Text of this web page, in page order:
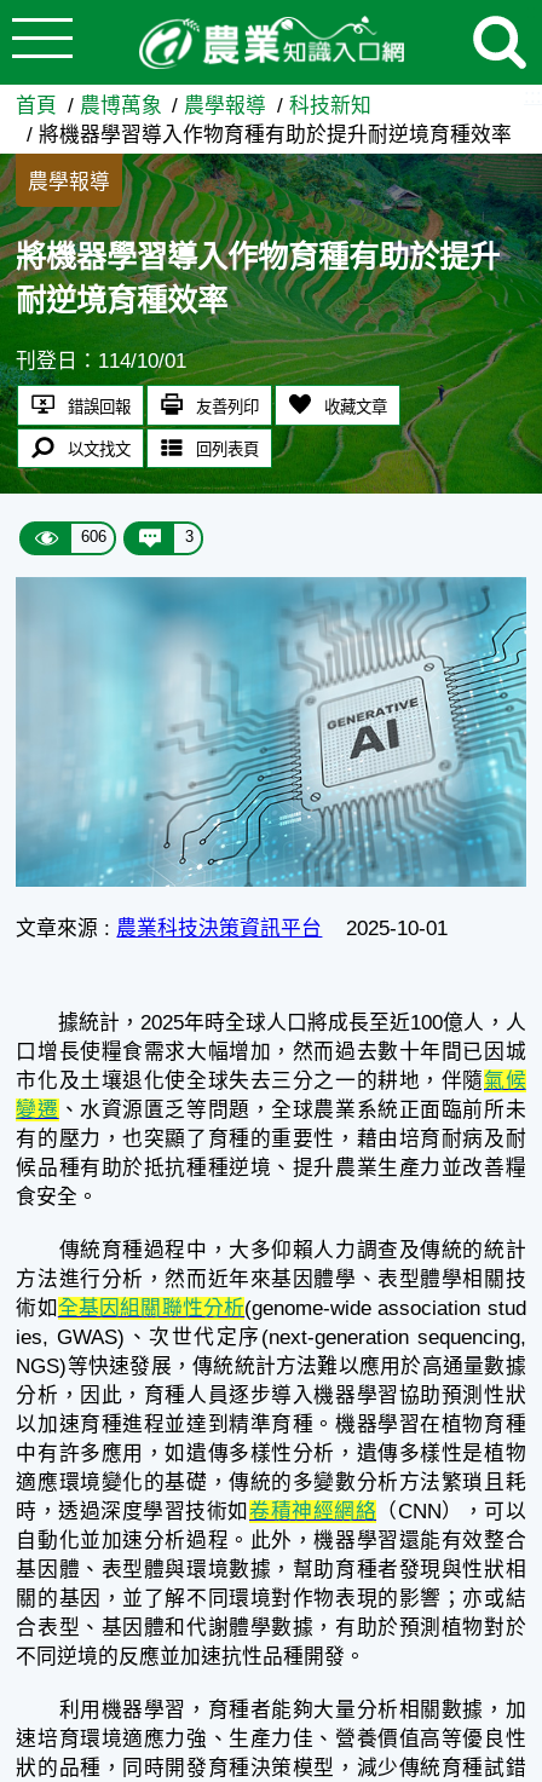
跳到主要內容
將機器學習導入作物育種有
首頁 農博萬象 農學報導
科技新知
將機器學習導入作物育種有助於提升耐逆境育種效率
農學報導
將機器學習導入作物育種有助於提升
耐逆境育種效率
刊登日：114/10/01
錯誤回報 友善列印 收藏文章
以文找文 回列表頁
606 3
文章來源 : 農業科技決策資訊平台 2025-10-01
據統計，2025年時全球人口將成長至近100億人，人
口增長使糧食需求大幅增加，然而過去數十年間已因城
市化及土壤退化使全球失去三分之一的耕地，伴隨氣候
變遷 、水資源匱乏等問題，全球農業系統正面臨前所未
有的壓力，也突顯了育種的重要性，藉由培育耐病及耐
候品種有助於抵抗種種逆境、提升農業生產力並改善糧
食安全。
傳統育種過程中，大多仰賴人力調查及傳統的統計
方法進行分析，然而近年來基因體學、表型體學相關技
術如全基因組關聯性分析(genome-wide association stud
ies, GWAS)、次世代定序(next-generation sequencing,
NGS)等快速發展，傳統統計方法難以應用於高通量數據
分析，因此，育種人員逐步導入機器學習協助預測性狀
以加速育種進程並達到精準育種。機器學習在植物育種
中有許多應用，如遺傳多樣性分析，遺傳多樣性是植物
適應環境變化的基礎，傳統的多變數分析方法繁瑣且耗
時，透過深度學習技術如 卷積神經網絡 （CNN），可以
自動化並加速分析過程。此外，機器學習還能有效整合
基因體、表型體與環境數據，幫助育種者發現與性狀相
關的基因，並了解不同環境對作物表現的影響；亦或結
合表型、基因體和代謝體學數據，有助於預測植物對於
不同逆境的反應並加速抗性品種開發。
利用機器學習，育種者能夠大量分析相關數據，加
速培育環境適應力強、生產力佳、營養價值高等優良性
狀的品種，同時開發育種決策模型，減少傳統育種試錯